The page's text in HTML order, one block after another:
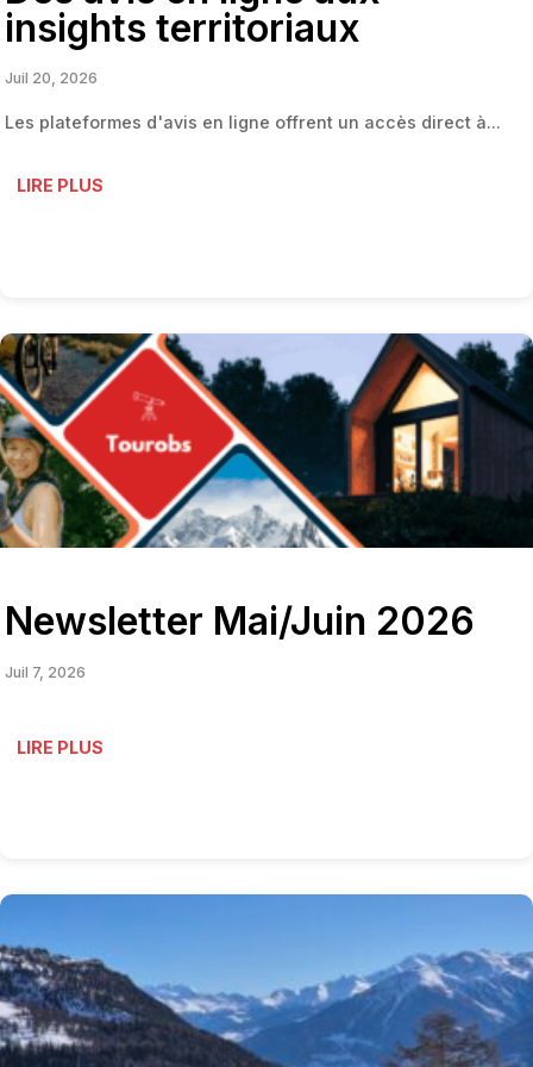
insights territoriaux
Juil 20, 2026
Les plateformes d'avis en ligne offrent un accès direct à...
LIRE PLUS
Newsletter Mai/Juin 2026
Juil 7, 2026
LIRE PLUS